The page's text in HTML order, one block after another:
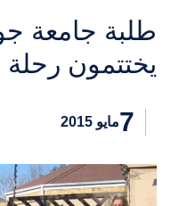
الرئيسي
طلبة جامعة
يختتمون رحلة
7مايو 2015